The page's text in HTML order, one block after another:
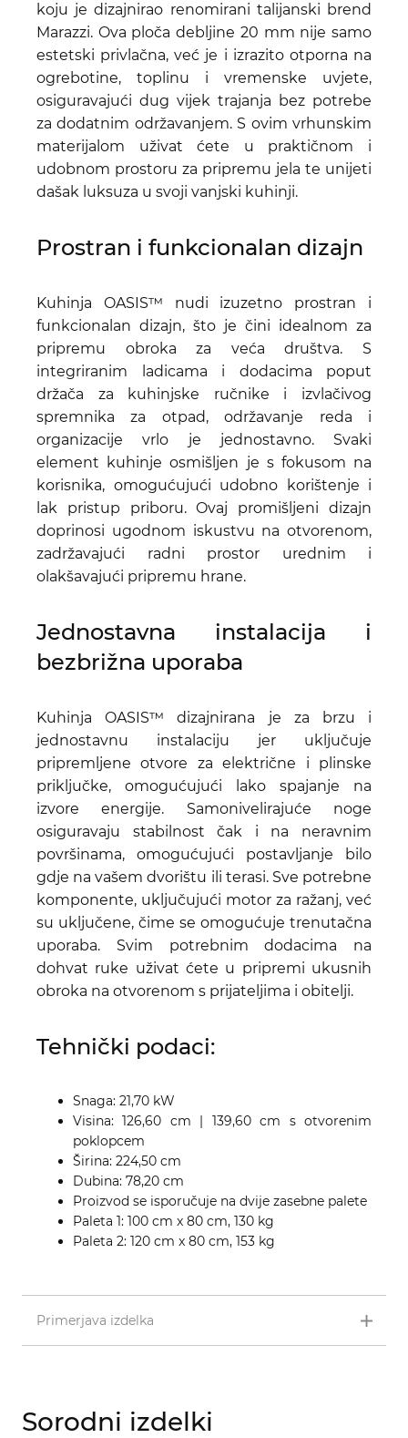
koju je dizajnirao renomirani talijanski brend
Marazzi. Ova ploča debljine 20 mm nije samo
estetski privlačna, već je i izrazito otporna na
ogrebotine, toplinu i vremenske uvjete,
osiguravajući dug vijek trajanja bez potrebe
za dodatnim održavanjem. S ovim vrhunskim
materijalom uživat ćete u praktičnom i
udobnom prostoru za pripremu jela te unijeti
dašak luksuza u svoji vanjski kuhinji.
Prostran i funkcionalan dizajn
Kuhinja OASIS™ nudi izuzetno prostran i
funkcionalan dizajn, što je čini idealnom za
pripremu obroka za veća društva. S
integriranim ladicama i dodacima poput
držača za kuhinjske ručnike i izvlačivog
spremnika za otpad, održavanje reda i
organizacije vrlo je jednostavno. Svaki
element kuhinje osmišljen je s fokusom na
korisnika, omogućujući udobno korištenje i
lak pristup priboru. Ovaj promišljeni dizajn
doprinosi ugodnom iskustvu na otvorenom,
zadržavajući radni prostor urednim i
olakšavajući pripremu hrane.
Jednostavna instalacija i
bezbrižna uporaba
Kuhinja OASIS™ dizajnirana je za brzu i
jednostavnu instalaciju jer uključuje
pripremljene otvore za električne i plinske
priključke, omogućujući lako spajanje na
izvore energije. Samonivelirajuće noge
osiguravaju stabilnost čak i na neravnim
površinama, omogućujući postavljanje bilo
gdje na vašem dvorištu ili terasi. Sve potrebne
komponente, uključujući motor za ražanj, već
su uključene, čime se omogućuje trenutačna
uporaba. Svim potrebnim dodacima na
dohvat ruke uživat ćete u pripremi ukusnih
obroka na otvorenom s prijateljima i obitelji.
Tehnički podaci:
Snaga: 21,70 kW
Visina: 126,60 cm | 139,60 cm s otvorenim
poklopcem
Širina: 224,50 cm
Dubina: 78,20 cm
Proizvod se isporučuje na dvije zasebne palete
Paleta 1: 100 cm x 80 cm, 130 kg
Paleta 2: 120 cm x 80 cm, 153 kg
Primerjava izdelka
Sorodni izdelki